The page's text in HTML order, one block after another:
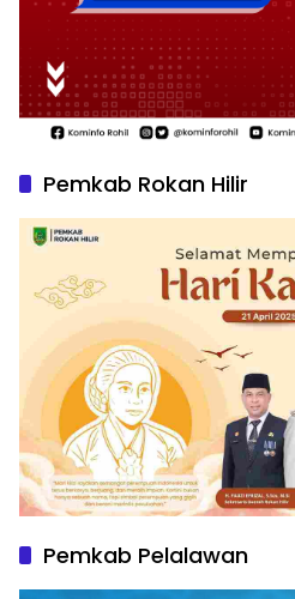
Pemkab Rokan Hilir
Pemkab Pelalawan